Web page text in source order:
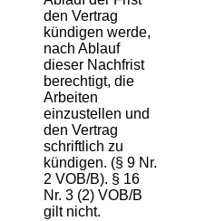
den Vertrag
kündigen werde,
nach Ablauf
dieser Nachfrist
berechtigt, die
Arbeiten
einzustellen und
den Vertrag
schriftlich zu
kündigen. (§ 9 Nr.
2 VOB/B). § 16
Nr. 3 (2) VOB/B
gilt nicht.